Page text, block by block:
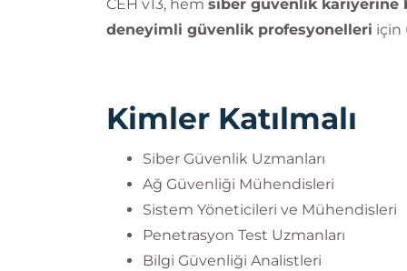
Sistemleri analiz eder,
Savunma stratejileri geliştirir,
Bilginç IT Academy,EC-Council’in
sertifikasyon programlarını sunmaktadır.
CEH v13, hem siber güvenlik kariyerine
deneyimli güvenlik profesyonelleri için
Kimler Katılmalı
Siber Güvenlik Uzmanları
Ağ Güvenliği Mühendisleri
Sistem Yöneticileri ve Mühendisleri
Penetrasyon Test Uzmanları
Bilgi Güvenliği Analistleri